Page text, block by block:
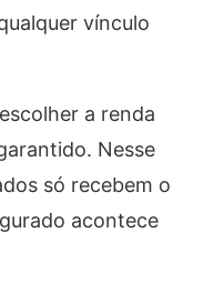
vínculo
a renda
Nesse
só recebem o
acontece